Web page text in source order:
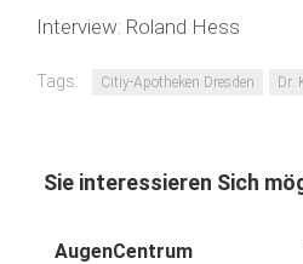
Interview: Roland Hess
Tags: Citiy-Apotheken Dresden Dr.
Sie interessieren Sich
AugenCentrum